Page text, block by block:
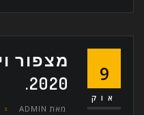
9
אוק
מצפור
2020.
מאת ADMIN